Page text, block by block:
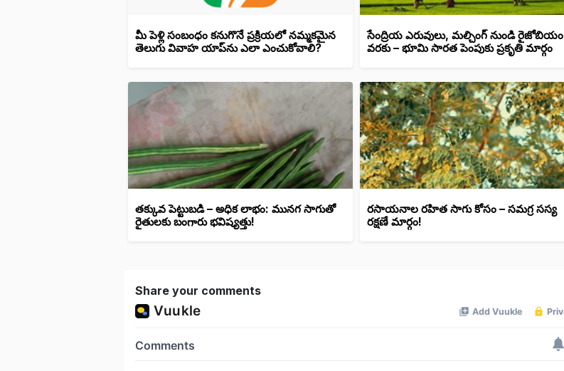
మీ పెళ్లి సంబంధం కనుగొనే ప్రక్రియలో నమ్మకమైన
తెలుగు వివాహ యాప్‌ను ఎలా ఎంచుకోవాలి?
సేంద్రియ ఎరువులు, మల్చింగ్ నుండి రైజోబియం
వరకు – భూమి సారత పెంపుకు ప్రకృతి మార్గం
తక్కువ పెట్టుబడి – అధిక లాభం: మునగ సాగుతో
రైతులకు బంగారు భవిష్యత్తు!
రసాయనాల రహిత సాగు కోసం – సమగ్ర సస్య
రక్షణే మార్గం!
Share your comments